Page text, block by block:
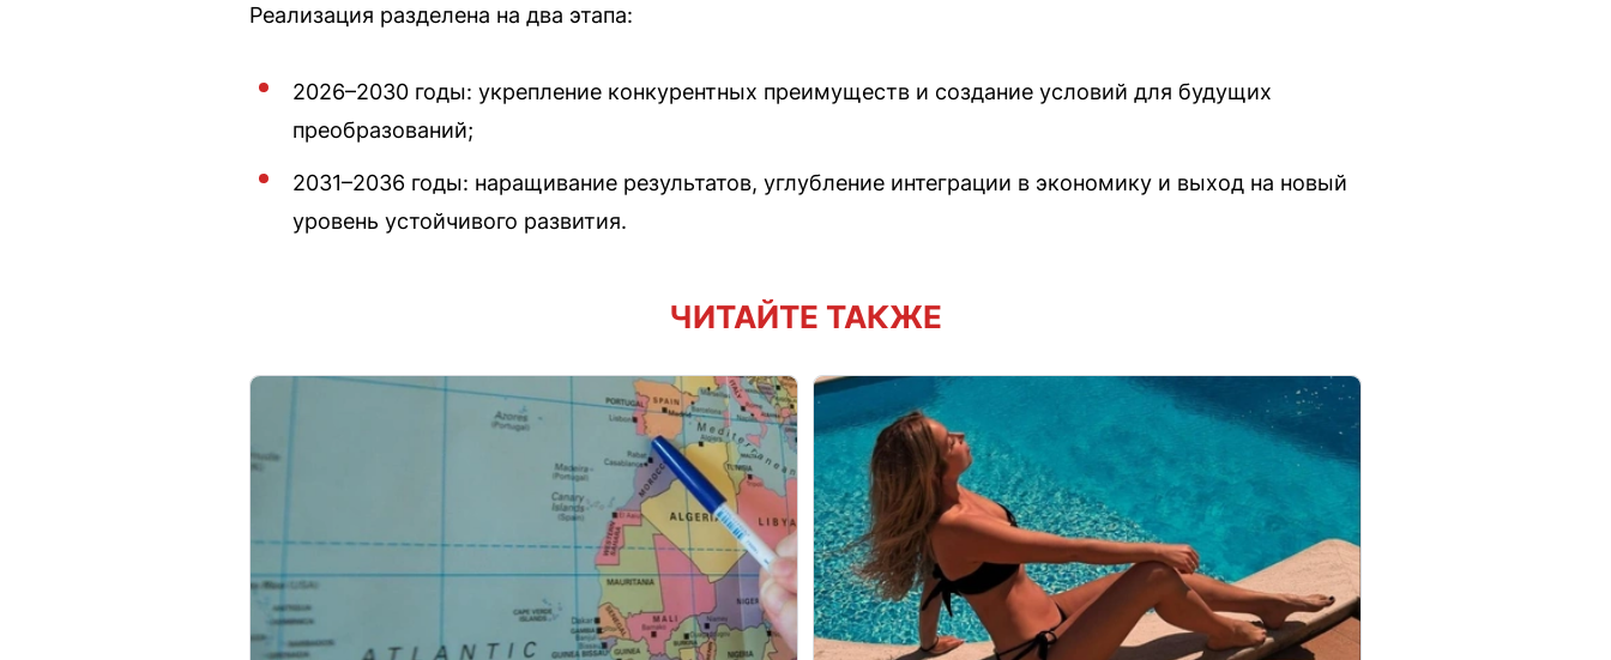
Реализация разделена на два этапа:
2026–2030 годы: укрепление конкурентных преимуществ и создание условий для будущих
преобразований;
2031–2036 годы: наращивание результатов, углубление интеграции в экономику и выход на новый
уровень устойчивого развития.
ЧИТАЙТЕ ТАКЖЕ